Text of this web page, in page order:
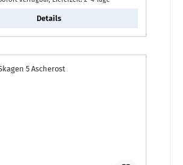
Details